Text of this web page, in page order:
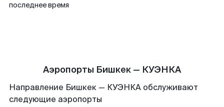
последнее время
Аэропорты Бишкек — КУЭНКА
Направление Бишкек — КУЭНКА обслуживают
следующие аэропорты